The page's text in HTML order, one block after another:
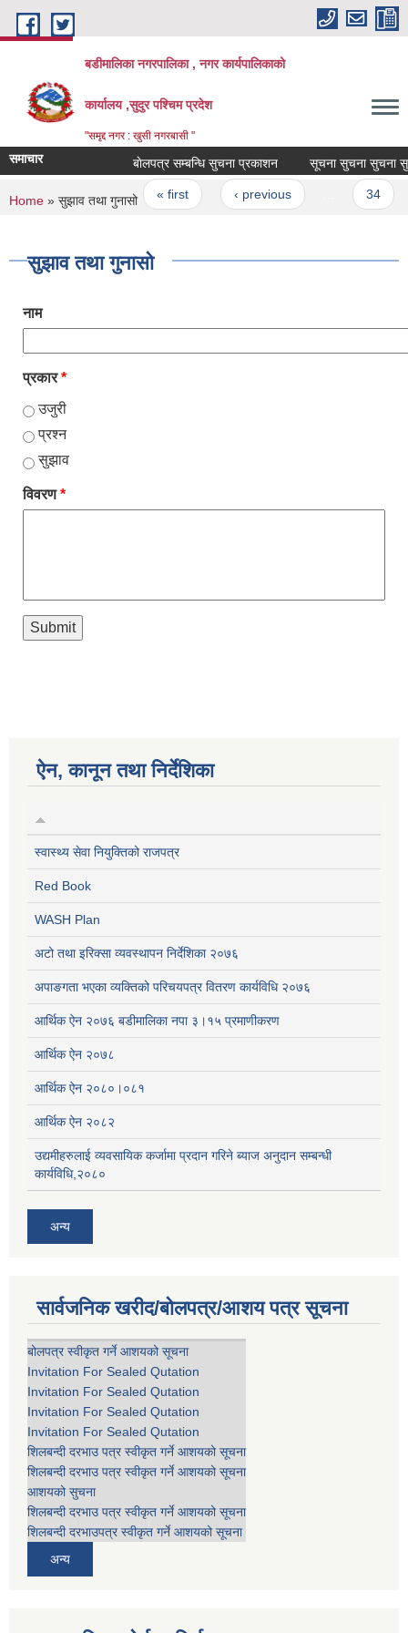
Skip to main content
बडीमालिका नगरपालिका , नगर कार्यपालिकाको
कार्यालय ,सुदुर पश्चिम प्रदेश
"समृद्द नगर : खुसी नगरबासी "
समाचार बाेलपत्र सम्बन्धि सुचना प्रकाशन सूचना सुचना सुचना
Pages
« first ‹ previous
You are here
Home » सुझाव तथा गुनासो
सुझाव तथा गुनासो
नाम
प्रकार*
उजुरी
प्रश्न
सुझाव
विवरण*
ऐन, कानून तथा निर्देशिका
स्वास्थ्य सेवा नियुक्तिको राजपत्र
Red Book
WASH Plan
अटो तथा इरिक्सा व्यवस्थापन निर्देशिका २०७६
अपाङगता भएका व्यक्तिको परिचयपत्र वितरण कार्यविधि २०७६
आर्थिक ऐन २०७६ बडीमालिका नपा ३।१५ प्रमाणीकरण
आर्थिक ऐन २०७८
आर्थिक ऐन २०८०।०८१
आर्थिक ऐन २०८२
उद्यमीहरुलाई व्यवसायिक कर्जामा प्रदान गरिने ब्याज अनुदान सम्बन्धी
कार्यविधि,२०८०
अन्य
सार्वजनिक खरीद/बोलपत्र/आशय पत्र सूचना
बोलपत्र स्वीकृत गर्ने आशयको सूचना
Invitation For Sealed Qutation
Invitation For Sealed Qutation
Invitation For Sealed Qutation
Invitation For Sealed Qutation
शिलबन्दी दरभाउ पत्र स्वीकृत गर्ने आशयको सूचना
शिलबन्दी दरभाउ पत्र स्वीकृत गर्ने आशयको सूचना
आशयको सुचना
शिलबन्दी दरभाउ पत्र स्वीकृत गर्ने आशयको सूचना
शिलबन्दी दरभाउपत्र स्वीकृत गर्ने आशयको सूचना
अन्य